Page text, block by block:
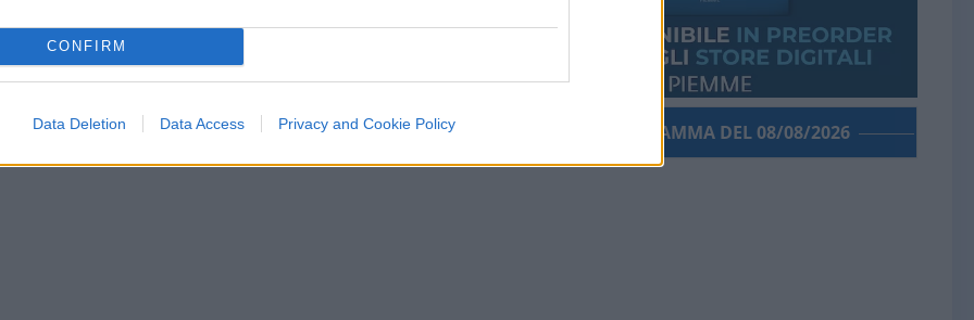
CONFIRM
Data Deletion Data Access Privacy and Cookie Policy PORROGRAMMA DEL 08/08/2026